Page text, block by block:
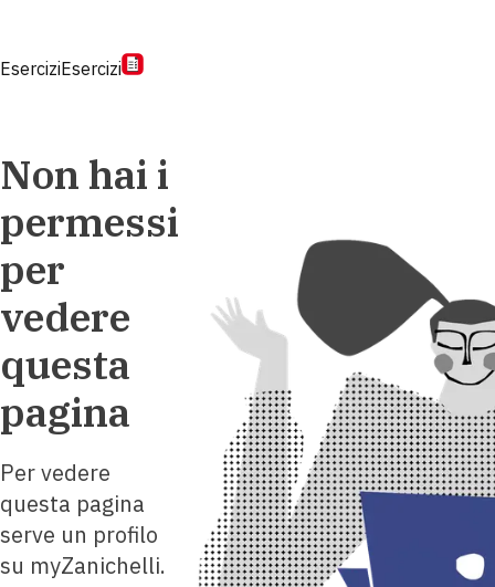
EserciziEsercizi
Non hai i
permessi
per
vedere
questa
pagina
Per vedere
questa pagina
serve un profilo
su myZanichelli.